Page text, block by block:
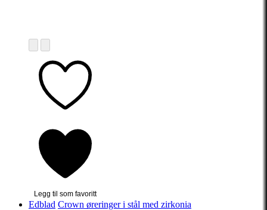
Legg til som favoritt
Edblad Crown øreringer i stål med zirkonia